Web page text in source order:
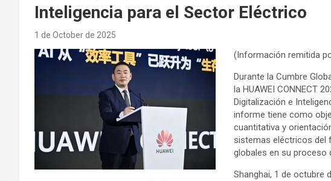
Inteligencia para el Sector Eléctrico
1 de October de 2025
(Información remitida
Durante la Cumbre
la HUAWEI CONNECT
Digitalización e
informe tiene como
cuantitativa y
sistemas eléctricos del
globales en su proceso
Shanghai, 1 de octubre